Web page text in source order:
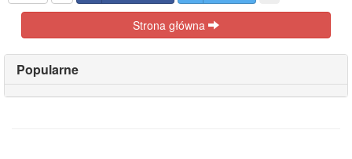
Strona główna
Popularne